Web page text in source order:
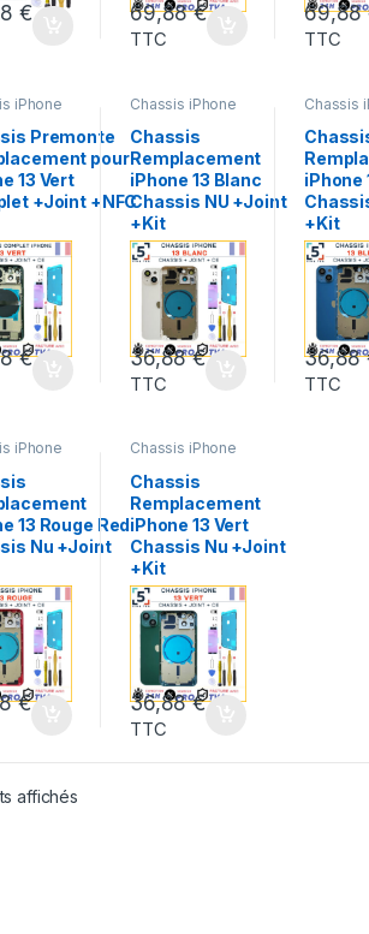
€ 69,88€
TTC
69,88
TTC
iPhone
iPhone,
13 ,
Portable
Premonte
pour
13 Vert
+Joint +NFC
€
Chassis iPhone
Chassis iPhone
IPHONE 13
Marques,Pieces
Portable
Chassis
Remplacement
iPhone 13 Blanc
Chassis NU +Joint
+Kit
36,88€
TTC
Chassis
Chassis
IPHONE
Marques
Portable
iPhone
+Kit
36,88
TTC
iPhone
iPhone
13
,Pieces
13 Rouge Red
Nu +Joint
€
Chassis iPhone
Chassis iPhone
IPHONE 13
Marques,Pieces
Portable
Chassis
Remplacement
iPhone 13 Vert
Chassis Nu +Joint
+Kit
36,88€
TTC
affichés